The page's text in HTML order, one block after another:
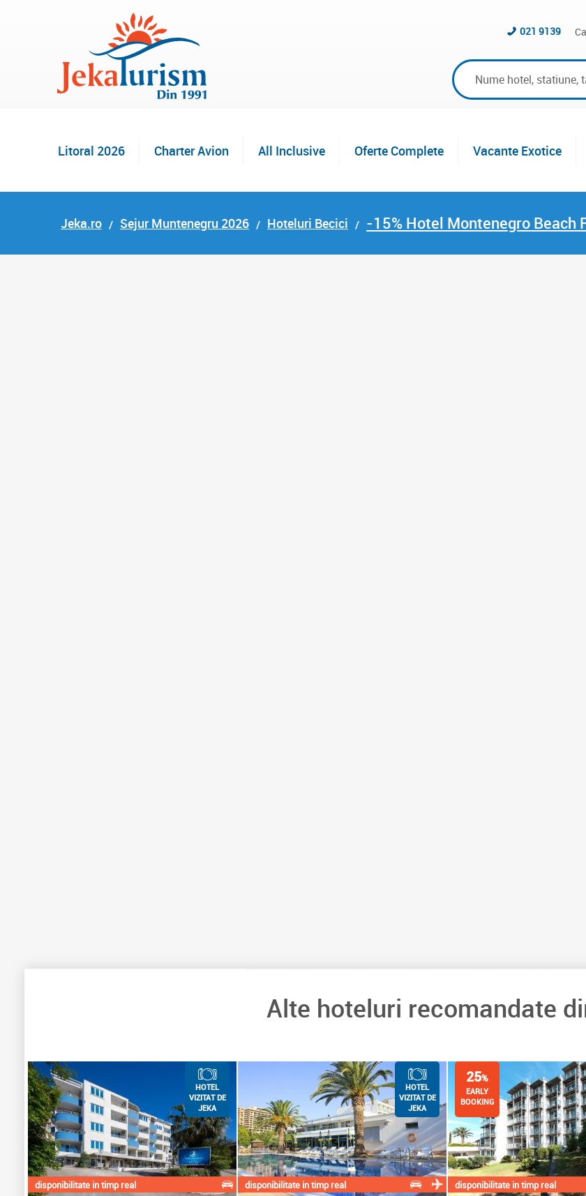
021 9139
Litoral 2026 Charter Avion All Inclusive Oferte Complete Vacante Exotice
Jeka.ro Sejur Muntenegru 2026 Hoteluri Becici -15% Hotel Montenegro Beach
Alte hoteluri recomandate
disponibilitate in timp real
HOTEL
VIZITAT DE
JEKA
disponibilitate in timp real
HOTEL
VIZITAT DE
JEKA
disponibilitate in timp real
25%
EARLY
BOOKING